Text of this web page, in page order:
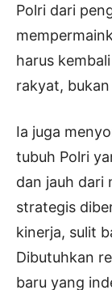
Polri dari
harus
rakyat,
Ia juga
tubuh Polri
dan jauh dari
strategis
kinerja, sulit
Dibutuhkan
baru yang